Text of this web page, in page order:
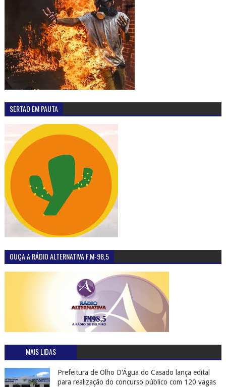
SERTÃO EM PAUTA
OUÇA A RÁDIO ALTERNATIVA F.M-98,5
MAIS LIDAS
Prefeitura de Olho D'Água do Casado lança edital
para realização do concurso público com 120 vagas